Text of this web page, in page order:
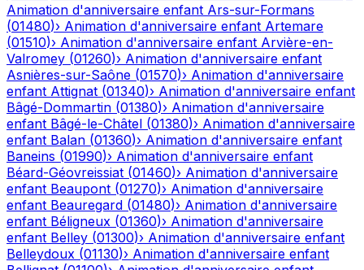
Animation d'anniversaire enfant Ars-sur-Formans
(01480)› Animation d'anniversaire enfant Artemare
(01510)› Animation d'anniversaire enfant Arvière-en-
Valromey (01260)› Animation d'anniversaire enfant
Asnières-sur-Saône (01570)› Animation d'anniversaire
enfant Attignat (01340)› Animation d'anniversaire enfant
Bâgé-Dommartin (01380)› Animation d'anniversaire
enfant Bâgé-le-Châtel (01380)› Animation d'anniversaire
enfant Balan (01360)› Animation d'anniversaire enfant
Baneins (01990)› Animation d'anniversaire enfant
Béard-Géovreissiat (01460)› Animation d'anniversaire
enfant Beaupont (01270)› Animation d'anniversaire
enfant Beauregard (01480)› Animation d'anniversaire
enfant Béligneux (01360)› Animation d'anniversaire
enfant Belley (01300)› Animation d'anniversaire enfant
Belleydoux (01130)› Animation d'anniversaire enfant